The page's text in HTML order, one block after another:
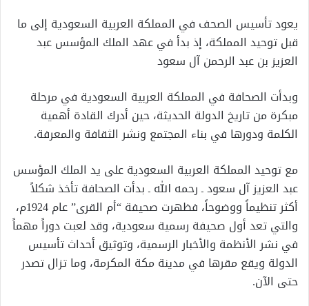
يعود تأسيس الصحف في المملكة العربية السعودية إلى ما
قبل توحيد المملكة، إذ بدأ في عهد الملك المؤسس عبد
العزيز بن عبد الرحمن آل سعود
وبدأت الصحافة في المملكة العربية السعودية في مرحلة
مبكرة من تاريخ الدولة الحديثة، حين أدرك القادة أهمية
الكلمة ودورها في بناء المجتمع ونشر الثقافة والمعرفة.
مع توحيد المملكة العربية السعودية على يد الملك المؤسس
عبد العزيز آل سعود ـ رحمه الله ـ بدأت الصحافة تأخذ شكلاً
أكثر تنظيماً ووضوحاً، فظهرت صحيفة “أم القرى” عام 1924م،
والتي تعد أول صحيفة رسمية سعودية، وقد لعبت دوراً مهماً
في نشر الأنظمة والأخبار الرسمية، وتوثيق أحداث تأسيس
الدولة ويقع مقرها في مدينة مكة المكرمة، وما تزال تصدر
حتى الآن.